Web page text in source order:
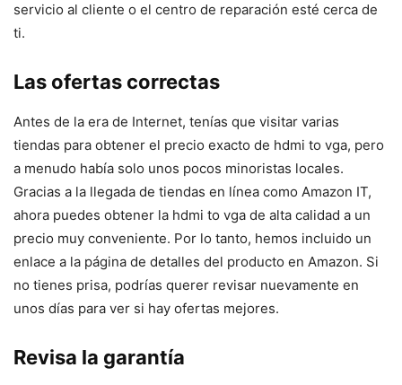
servicio al cliente o el centro de reparación esté cerca de
ti.
Las ofertas correctas
Antes de la era de Internet, tenías que visitar varias
tiendas para obtener el precio exacto de hdmi to vga, pero
a menudo había solo unos pocos minoristas locales.
Gracias a la llegada de tiendas en línea como Amazon IT,
ahora puedes obtener la hdmi to vga de alta calidad a un
precio muy conveniente. Por lo tanto, hemos incluido un
enlace a la página de detalles del producto en Amazon. Si
no tienes prisa, podrías querer revisar nuevamente en
unos días para ver si hay ofertas mejores.
Revisa la garantía